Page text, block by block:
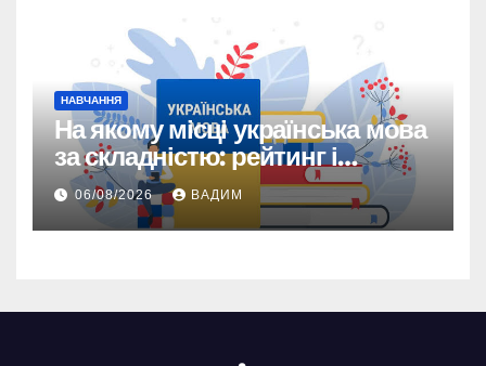
НАВЧАННЯ
На якому місці українська мова
за складністю: рейтинг і
реальність
06/08/2026 ВАДИМ